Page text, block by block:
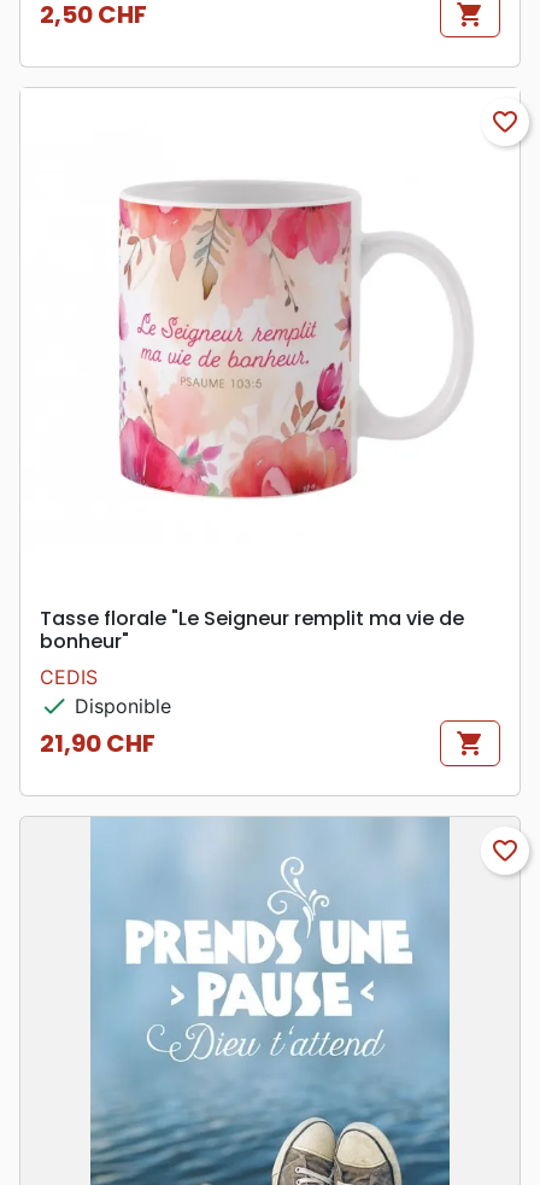
Prix
2,50 CHF shopping_cart
favorite_border
Tasse florale "Le Seigneur remplit ma vie de
bonheur"
CEDIS
check Disponible
Prix
21,90 CHF shopping_cart
favorite_border